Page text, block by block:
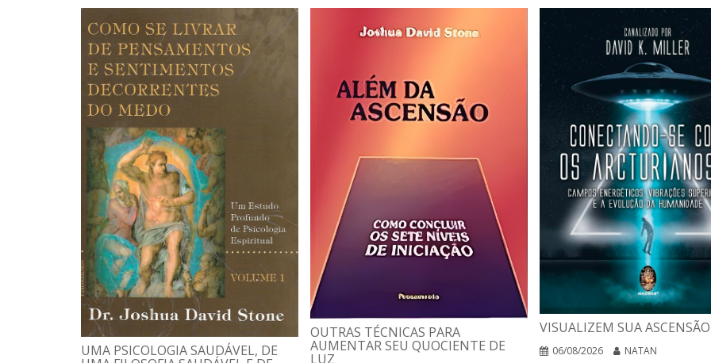
UMA PSICOLOGIA SAUDÁVEL, DE
OUTRAS TÉCNICAS PARA
AUMENTAR SEU QUOCIENTE DE
LUZ
VISUALIZEM SUA ASCENSÃO
06/08/2026 NATAN